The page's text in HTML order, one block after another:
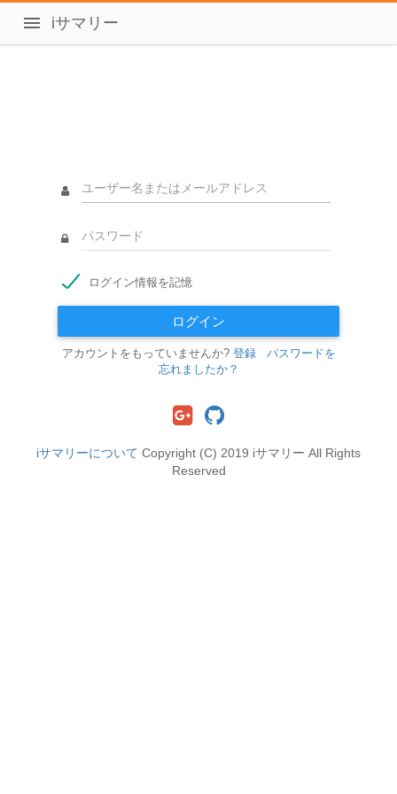
iサマリー
ログイン情報を記憶
ログイン
アカウントをもっていませんか? 登録
パスワードを
忘れましたか？
iサマリーについて Copyright (C) 2019 iサマリー All Rights
Reserved